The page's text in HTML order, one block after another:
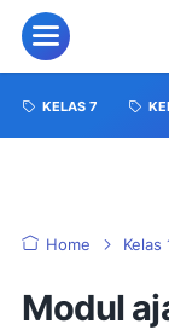
KELAS 7
Home Kelas
Modul